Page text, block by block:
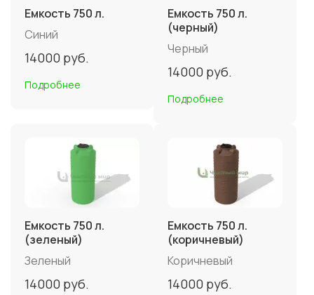
Емкость 750 л.
Синий
14000 руб.
Подробнее
Емкость 750 л.
(черный)
Черный
14000 руб.
Подробнее
Емкость 750 л.
(зеленый)
Зеленый
14000 руб.
Емкость 750 л.
(коричневый)
Коричневый
14000 руб.